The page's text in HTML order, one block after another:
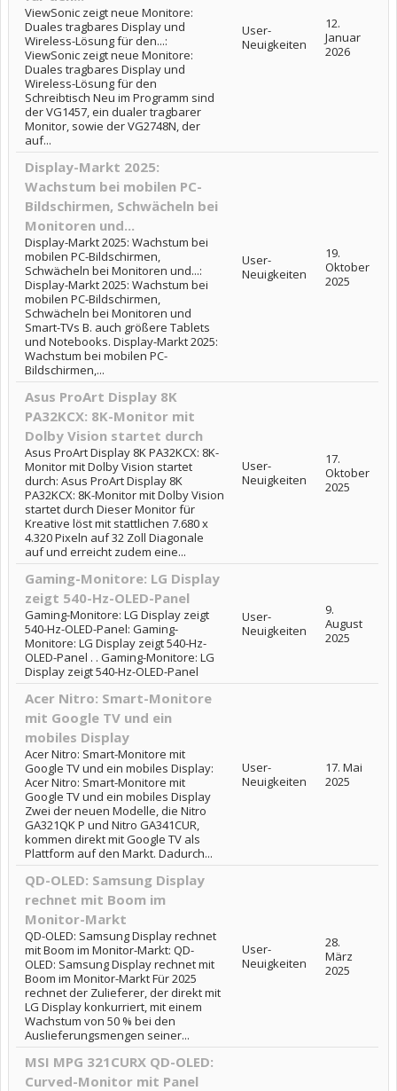
ViewSonic zeigt neue Monitore:
Duales tragbares Display und
Wireless-Lösung für den...:
ViewSonic zeigt neue Monitore:
Duales tragbares Display und
Wireless-Lösung für den
Schreibtisch Neu im Programm sind
der VG1457, ein dualer tragbarer
Monitor, sowie der VG2748N, der
auf...
User-
Neuigkeiten
12.
Januar
2026
Display-Markt 2025:
Wachstum bei mobilen PC-
Bildschirmen, Schwächeln bei
Monitoren und...
Display-Markt 2025: Wachstum bei
mobilen PC-Bildschirmen,
Schwächeln bei Monitoren und...:
Display-Markt 2025: Wachstum bei
mobilen PC-Bildschirmen,
Schwächeln bei Monitoren und
Smart-TVs B. auch größere Tablets
und Notebooks. Display-Markt 2025:
Wachstum bei mobilen PC-
Bildschirmen,...
User-
Neuigkeiten
19.
Oktober
2025
Asus ProArt Display 8K
PA32KCX: 8K-Monitor mit
Dolby Vision startet durch
Asus ProArt Display 8K PA32KCX: 8K-
Monitor mit Dolby Vision startet
durch: Asus ProArt Display 8K
PA32KCX: 8K-Monitor mit Dolby Vision
startet durch Dieser Monitor für
Kreative löst mit stattlichen 7.680 x
4.320 Pixeln auf 32 Zoll Diagonale
auf und erreicht zudem eine...
User-
Neuigkeiten
17.
Oktober
2025
Gaming-Monitore: LG Display
zeigt 540-Hz-OLED-Panel
Gaming-Monitore: LG Display zeigt
540-Hz-OLED-Panel: Gaming-
Monitore: LG Display zeigt 540-Hz-
OLED-Panel . . Gaming-Monitore: LG
Display zeigt 540-Hz-OLED-Panel
User-
Neuigkeiten
9.
August
2025
Acer Nitro: Smart-Monitore
mit Google TV und ein
mobiles Display
Acer Nitro: Smart-Monitore mit
Google TV und ein mobiles Display:
Acer Nitro: Smart-Monitore mit
Google TV und ein mobiles Display
Zwei der neuen Modelle, die Nitro
GA321QK P und Nitro GA341CUR,
kommen direkt mit Google TV als
Plattform auf den Markt. Dadurch...
User-
Neuigkeiten
17. Mai
2025
QD-OLED: Samsung Display
rechnet mit Boom im
Monitor-Markt
QD-OLED: Samsung Display rechnet
mit Boom im Monitor-Markt: QD-
OLED: Samsung Display rechnet mit
Boom im Monitor-Markt Für 2025
rechnet der Zulieferer, der direkt mit
LG Display konkurriert, mit einem
Wachstum von 50 % bei den
Auslieferungsmengen seiner...
User-
Neuigkeiten
28.
März
2025
MSI MPG 321CURX QD-OLED:
Curved-Monitor mit Panel